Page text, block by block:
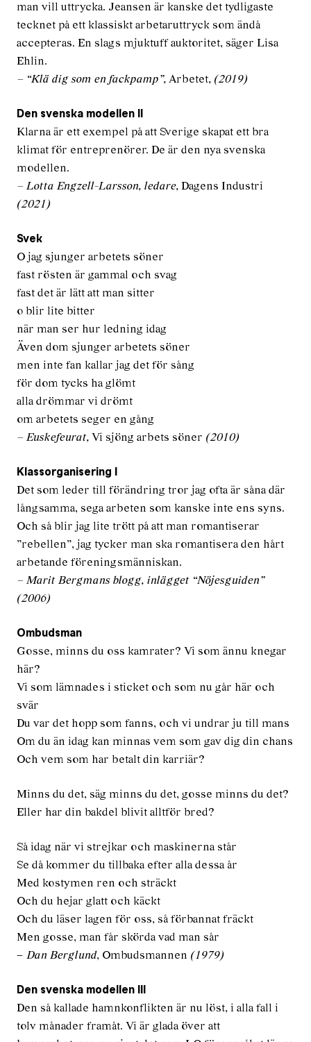
man vill uttrycka. Jeansen är kanske det tydligaste
tecknet på ett klassiskt arbetaruttryck som ändå
accepteras. En slags mjuktuff auktoritet, säger Lisa
Ehlin.
– “Klä dig som en fackpamp”, Arbetet, (2019)
Den svenska modellen II
Klarna är ett exempel på att Sverige skapat ett bra
klimat för entreprenörer. De är den nya svenska
modellen.
– Lotta Engzell-Larsson, ledare, Dagens Industri
(2021)
Svek
O jag sjunger arbetets söner
fast rösten är gammal och svag
fast det är lätt att man sitter
o blir lite bitter
när man ser hur ledning idag
Även dom sjunger arbetets söner
men inte fan kallar jag det för sång
för dom tycks ha glömt
alla drömmar vi drömt
om arbetets seger en gång
– Euskefeurat, Vi sjöng arbets söner (2010)
Klassorganisering I
Det som leder till förändring tror jag ofta är såna där
långsamma, sega arbeten som kanske inte ens syns.
Och så blir jag lite trött på att man romantiserar
”rebellen”, jag tycker man ska romantisera den hårt
arbetande föreningsmänniskan.
– Marit Bergmans blogg, inlägget “Nöjesguiden”
(2006)
Ombudsman
Gosse, minns du oss kamrater? Vi som ännu knegar
här?
Vi som lämnades i sticket och som nu går här och
svär
Du var det hopp som fanns, och vi undrar ju till mans
Om du än idag kan minnas vem som gav dig din chans
Och vem som har betalt din karriär?
Minns du det, säg minns du det, gosse minns du det?
Eller har din bakdel blivit alltför bred?
Så idag när vi strejkar och maskinerna står
Se då kommer du tillbaka efter alla dessa år
Med kostymen ren och sträckt
Och du hejar glatt och käckt
Och du läser lagen för oss, så förbannat fräckt
Men gosse, man får skörda vad man sår
– Dan Berglund, Ombudsmannen (1979)
Den svenska modellen III
Den så kallade hamnkonflikten är nu löst, i alla fall i
tolv månader framåt. Vi är glada över att